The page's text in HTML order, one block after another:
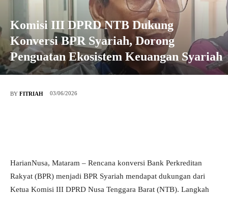
Komisi III DPRD NTB Dukung
Konversi BPR Syariah, Dorong
Penguatan Ekosistem Keuangan Syariah
BY FITRIAH 03/06/2026
HarianNusa, Mataram – Rencana konversi Bank Perkreditan
Rakyat (BPR) menjadi BPR Syariah mendapat dukungan dari
Ketua Komisi III DPRD Nusa Tenggara Barat (NTB). Langkah